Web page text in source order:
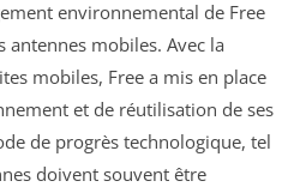
environnemental de Free
antennes mobiles. Avec la
mobiles, Free a mis en place
et de réutilisation de ses
de progrès technologique, tel
doivent souvent être